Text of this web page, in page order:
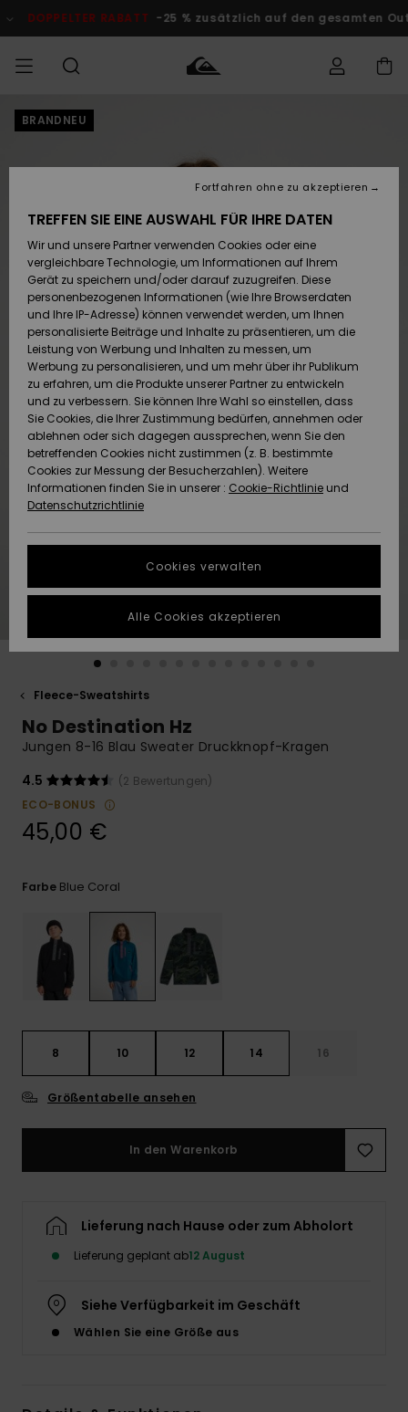
ProduktinformationRABATT -25 % zusätzlich auf den gesamten Outlet-
MÄNNER
Accessoires
Schuhe&
Flip-Flops
Surf
Snow
Brandneu
Highlights
Accessoires
Schuhe&
Flip-Flops
Surf
Snow
Brandneu
Highlights
FRAUEN
Brandneu
Highlights
Snow
SURF
Kinder
Highlights
Community
SNOW
Snow Shop
Kinder
Snow Shop
Damen
Highlights
Community
DOPPELTER
RABATT
KINDER
Outlet
Frauen
HILFE & KONTAKT
Retouren
Bezahlung
Geschenkkarte
Quiksilver
Freedom
Datenschutz
Starten Sie eine
um die
schnellste
Antwort auf Ihre
Finden Sie
die häufigsten
Fragen sowie
NACHHALTIGKEIT
SHOPS
QUIKSILVER APP
WUNSCHLISTE
BRANDNEU
Fleece-Sweatshirts
No Destination Hz
Jungen 8-16 Blau Sweater Druckknopf-Kragen
4.5
(2 Bewertungen)
ECO-BONUS
45,00 €
Farbe Blue Coral
8 10 12 14 16
Größentabelle ansehen
In den Warenkorb
Lieferung nach Hause oder zum Abholort
Lieferung geplant ab12 August
Siehe Verfügbarkeit im Geschäft
Wählen Sie eine Größe aus
TREFFEN SIE EINE AUSWAHL FÜR IHRE DATEN
Wir und unsere Partner verwenden Cookies oder eine
vergleichbare Technologie, um Informationen auf Ihrem
Gerät zu speichern und/oder darauf zuzugreifen. Diese
personenbezogenen Informationen (wie Ihre Browserdaten
und Ihre IP-Adresse) können verwendet werden, um Ihnen
personalisierte Beiträge und Inhalte zu präsentieren, um die
Leistung von Werbung und Inhalten zu messen, um
Werbung zu personalisieren, und um mehr über ihr Publikum
zu erfahren, um die Produkte unserer Partner zu entwickeln
und zu verbessern. Sie können Ihre Wahl so einstellen, dass
Sie Cookies, die Ihrer Zustimmung bedürfen, annehmen oder
ablehnen oder sich dagegen aussprechen, wenn Sie den
betreffenden Cookies nicht zustimmen (z. B. bestimmte
Cookies zur Messung der Besucherzahlen). Weitere
Informationen finden Sie in unserer : Cookie-Richtlinie und
Datenschutzrichtlinie
Cookies verwalten
Fortfahren ohne zu akzeptieren
Alle Cookies akzeptieren